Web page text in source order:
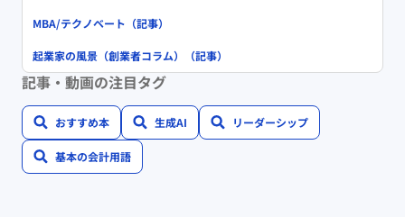
MBA/テクノベート（記事）
起業家の風景（創業者コラム）（記事）
記事・動画の注目タグ
おすすめ本 生成AI リーダーシップ
基本の会計用語